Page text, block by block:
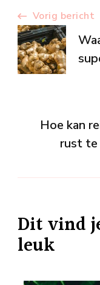
Vorig bericht
Hoe kan
rust te
Dit vind
leuk